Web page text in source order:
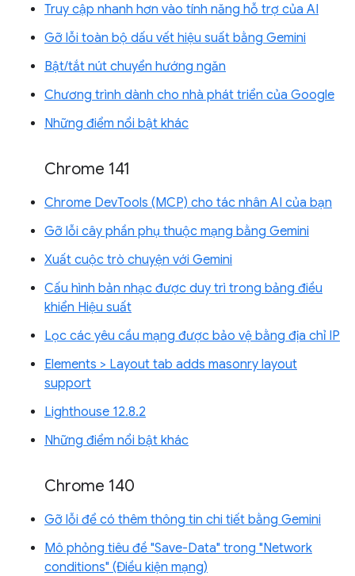
Truy cập nhanh hơn vào tính năng hỗ trợ của AI
Gỡ lỗi toàn bộ dấu vết hiệu suất bằng Gemini
Bật/tắt nút chuyển hướng ngăn
Chương trình dành cho nhà phát triển của Google
Những điểm nổi bật khác
Chrome 141
Chrome DevTools (MCP) cho tác nhân AI của bạn
Gỡ lỗi cây phần phụ thuộc mạng bằng Gemini
Xuất cuộc trò chuyện với Gemini
Cấu hình bản nhạc được duy trì trong bảng điều
khiển Hiệu suất
Lọc các yêu cầu mạng được bảo vệ bằng địa chỉ IP
Elements > Layout tab adds masonry layout
support
Lighthouse 12.8.2
Những điểm nổi bật khác
Chrome 140
Gỡ lỗi để có thêm thông tin chi tiết bằng Gemini
Mô phỏng tiêu đề "Save-Data" trong "Network
conditions" (Điều kiện mạng)